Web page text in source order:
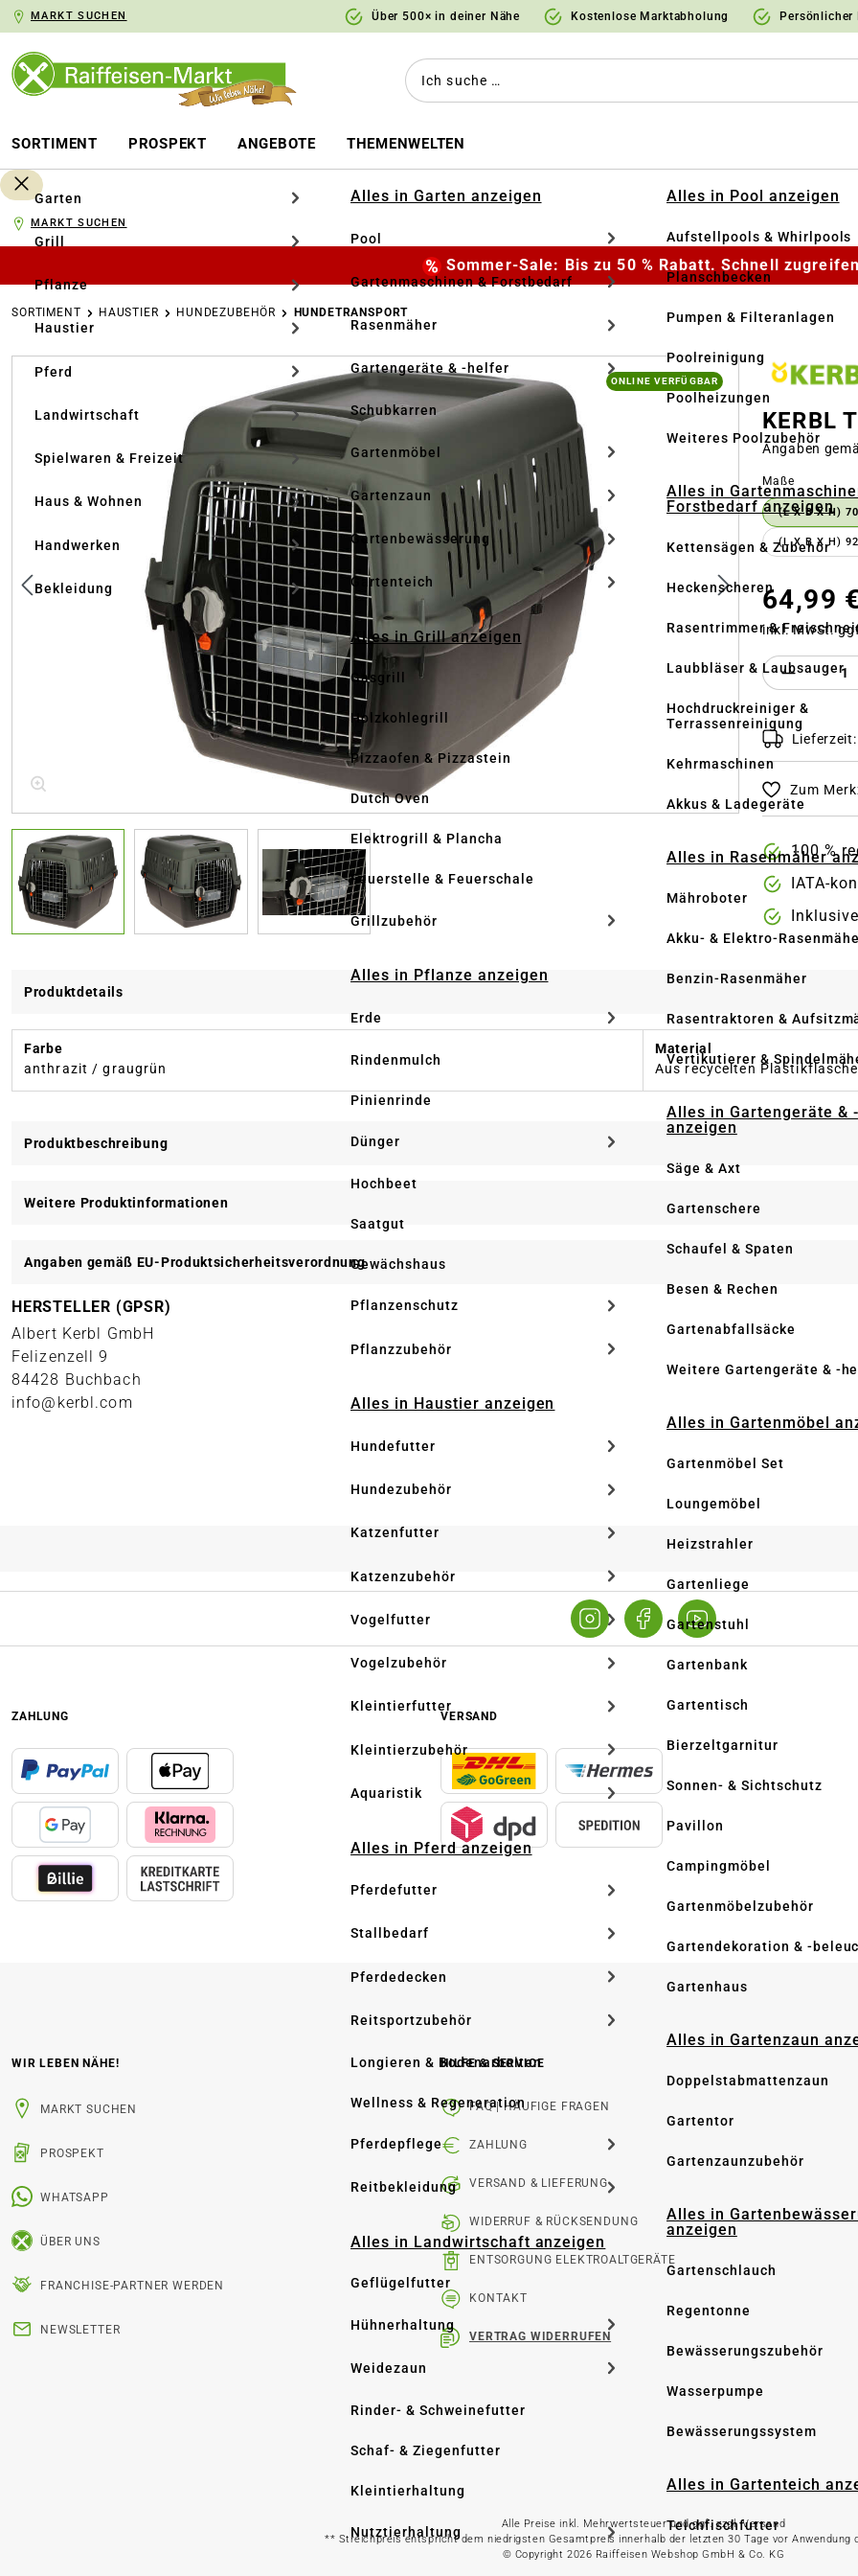
Zur Hauptnavigation springen
MARKT SUCHEN Über 500× in deiner Nähe Kostenlose Marktabholung Persönlicher
SORTIMENT PROSPEKT ANGEBOTE THEMENWELTEN
Garten
Grill
Pflanze
Haustier
Pferd
Landwirtschaft
Spielwaren & Freizeit
Haus & Wohnen
Handwerken
Bekleidung
Alles in Garten anzeigen
Pool
Gartenmaschinen & Forstbedarf
Rasenmäher
Gartengeräte & -helfer
Schubkarren
Gartenmöbel
Gartenzaun
Gartenbewässerung
Gartenteich
Alles in Grill anzeigen
Gasgrill
Holzkohlegrill
Pizzaofen & Pizzastein
Dutch Oven
Elektrogrill & Plancha
Feuerstelle & Feuerschale
Grillzubehör
Alles in Pflanze anzeigen
Erde
Rindenmulch
Pinienrinde
Dünger
Hochbeet
Saatgut
Gewächshaus
Pflanzenschutz
Pflanzzubehör
Alles in Haustier anzeigen
Hundefutter
Hundezubehör
Katzenfutter
Katzenzubehör
Vogelfutter
Vogelzubehör
Kleintierfutter
Kleintierzubehör
Aquaristik
Alles in Pferd anzeigen
Pferdefutter
Stallbedarf
Pferdedecken
Reitsportzubehör
Longieren & Bodenarbeiten
Wellness & Regeneration
Pferdepflege
Reitbekleidung
Alles in Landwirtschaft anzeigen
Geflügelfutter
Hühnerhaltung
Weidezaun
Rinder- & Schweinefutter
Schaf- & Ziegenfutter
Kleintierhaltung
Nutztierhaltung
Alles in Pool anzeigen
Aufstellpools & Whirlpools
Planschbecken
Pumpen & Filteranlagen
Poolreinigung
Poolheizungen
Weiteres Poolzubehör
Alles in
Forstbedarf anzeigen
Kettensägen & Zubehör
Heckenscheren
Rasentrimmer &
Laubbläser & Laubsauger
Hochdruckreiniger &
Terrassenreinigung
Kehrmaschinen
Akkus & Ladegeräte
Alles in Rasenmäher
Mähroboter
Akku- & Elektro-
Benzin-Rasenmäher
Rasentraktoren &
Vertikutierer &
Alles in Gartengeräte &
anzeigen
Säge & Axt
Gartenschere
Schaufel & Spaten
Besen & Rechen
Gartenabfallsäcke
Weitere Gartengeräte & -
Alles in Gartenmöbel
Gartenmöbel Set
Loungemöbel
Heizstrahler
Gartenliege
Gartenstuhl
Gartenbank
Gartentisch
Bierzeltgarnitur
Sonnen- & Sichtschutz
Pavillon
Campingmöbel
Gartenmöbelzubehör
Gartendekoration & -
Gartenhaus
Alles in Gartenzaun
Doppelstabmattenzaun
Gartentor
Gartenzaunzubehör
Alles in
anzeigen
Gartenschlauch
Regentonne
Bewässerungszubehör
Wasserpumpe
Bewässerungssystem
Alles in Gartenteich
Teichfischfutter
MARKT SUCHEN
Sommer-Sale: Bis zu 50 % Rabatt. Schnell
SORTIMENT HAUSTIER HUNDEZUBEHÖR HUNDETRANSPORT
Bildergalerie überspringen
ONLINE VERFÜGBAR
KERBL
Angaben
Maßeauswählen
(L X B X H)
(L X B X H)
64,99 €
inkl. MwSt.
Produkt
Zum
100 %
IATA-
Produktdetails
Farbe
anthrazit / graugrün
Material
Aus recycelten
Produktbeschreibung
Weitere Produktinformationen
Angaben gemäß EU-Produktsicherheitsverordnung
HERSTELLER (GPSR)
Albert Kerbl GmbH
Felizenzell 9
84428 Buchbach
info@kerbl.com
ZAHLUNG VERSAND
WIR LEBEN NÄHE!
MARKT SUCHEN
PROSPEKT
WHATSAPP
ÜBER UNS
FRANCHISE-PARTNER WERDEN
NEWSLETTER
HILFE & SERVICE
FAQ | HÄUFIGE FRAGEN
ZAHLUNG
VERSAND & LIEFERUNG
WIDERRUF & RÜCKSENDUNG
ENTSORGUNG ELEKTROALTGERÄTE
KONTAKT
VERTRAG WIDERRUFEN
Alle Preise inkl. Mehrwertsteuer und ggf. zzgl. Versand
** Streichpreis entspricht dem niedrigsten Gesamtpreis innerhalb der letzten 30 Tage vor Anwendung
© Copyright 2026 Raiffeisen Webshop GmbH & Co. KG